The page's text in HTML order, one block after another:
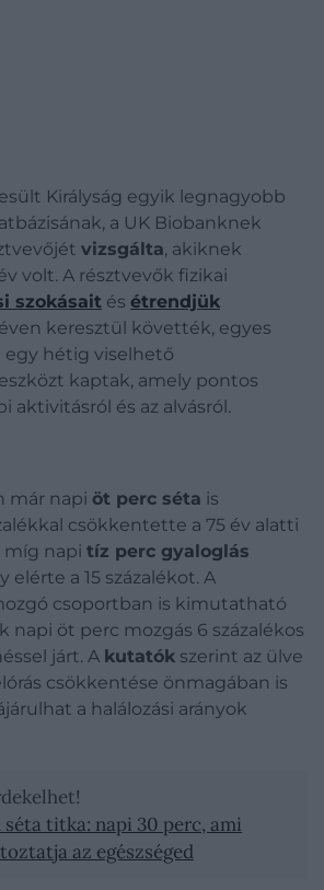
Királyság egyik legnagyobb
a UK Biobanknek
vizsgálta, akiknek
volt. A résztvevők fizikai
szokásait és étrendjük
keresztül követték, egyes
egy hétig viselhető
kaptak, amely pontos
aktivitásról és az alvásról.
már napi öt perc séta is
csökkentette a 75 év alatti
míg napi tíz perc gyaloglás
elérte a 15 százalékot. A
csoportban is kimutatható
napi öt perc mozgás 6 százalékos
járt. A kutatók szerint az ülve
csökkentése önmagában is
a halálozási arányok
séta titka: napi 30 perc, ami
az egészséged